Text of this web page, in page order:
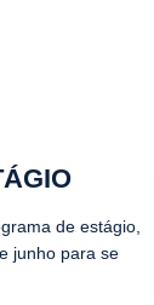
de estágio,
junho para se